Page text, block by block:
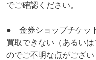
でご確認ください。
● 金券ショップチケッ
買取できない（あるい
のでご不明な点がござ